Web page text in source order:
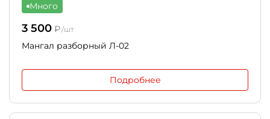
Много
3 500 ₽/шт
Мангал разборный Л-02
Подробнее